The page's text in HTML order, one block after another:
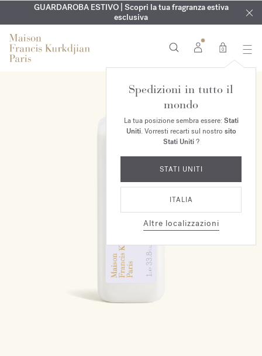
ESCLUSIVO | Scopri la nuova fragranza OUDvelvet moodnel
tuo ordine*
INCISIONE GRATUITA | Su tutte le fragranze e gli oli per il
corpo fino al 9 agosto
GUARDAROBA ESTIVO | Scopri la tua fragranza estiva
esclusiva
0
Spedizioni in tutto il
mondo
La tua posizione sembra essere: Stati
Uniti. Vorresti recarti sul nostro sito
Stati Uniti?
STATI UNITI
ITALIA
Altre localizzazioni